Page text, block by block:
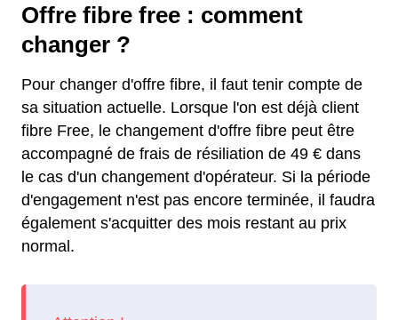
Offre fibre free : comment
changer ?
Pour changer d'offre fibre, il faut tenir compte de
sa situation actuelle. Lorsque l'on est déjà client
fibre Free, le changement d'offre fibre peut être
accompagné de frais de résiliation de 49 € dans
le cas d'un changement d'opérateur. Si la période
d'engagement n'est pas encore terminée, il faudra
également s'acquitter des mois restant au prix
normal.